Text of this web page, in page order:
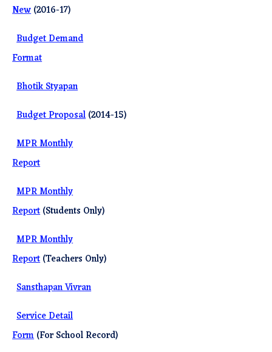
New(2016-17)
Budget Demand
Format
Bhotik Styapan
Budget Proposal(2014-15)
MPR Monthly
Report
MPR Monthly
Report(Students Only)
MPR Monthly
Report(Teachers Only)
Sansthapan Vivran
Service Detail
Form(For School Record)